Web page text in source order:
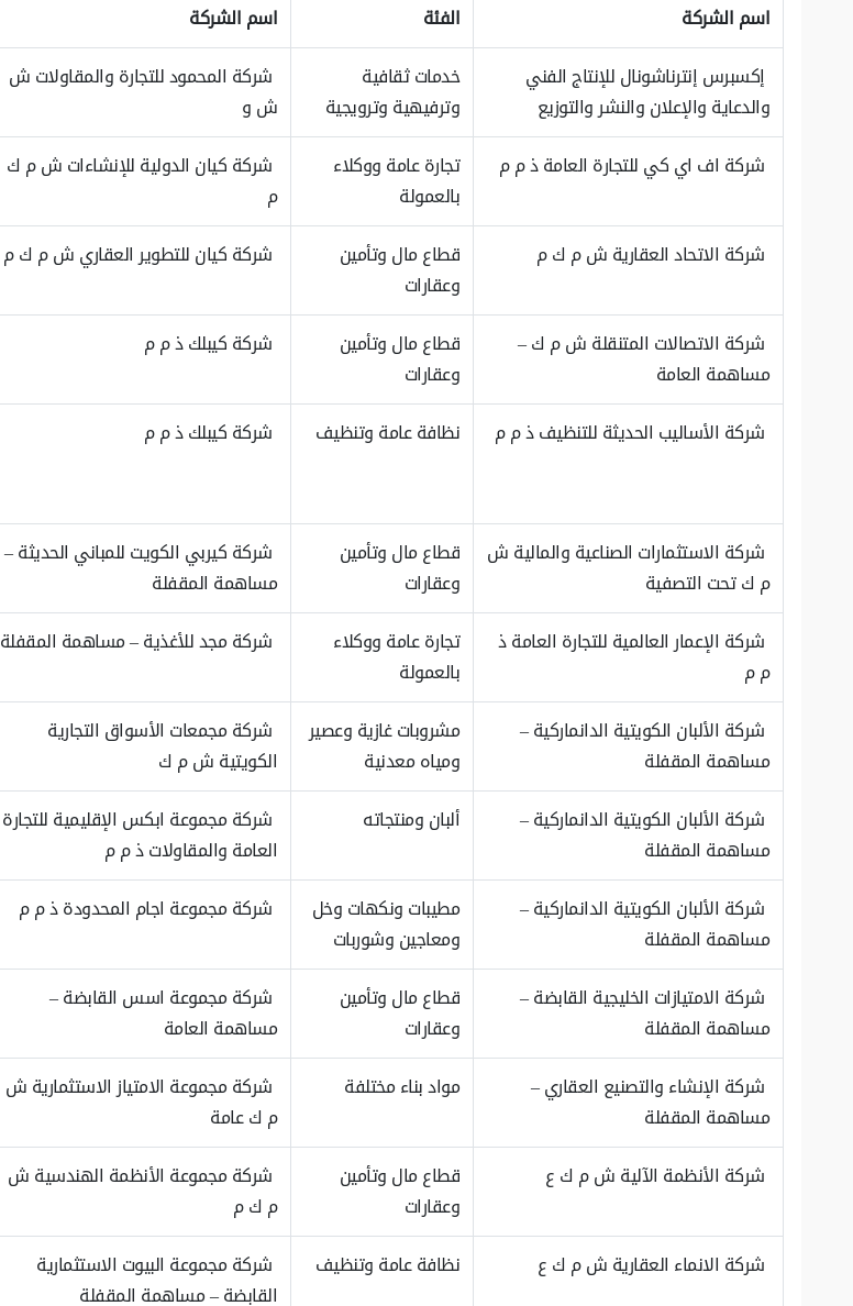
اسم الشركة
الفئة اسم الشركة
إكسبرس إنترناشونال للإنتاج الفني
والدعاية والإعلان والنشر والتوزيع
خدمات ثقافية
وترفيهية وترويجية
شركة المحمود للتجارة والمقاولات ش
ش و
شركة اف اي كي للتجارة العامة ذ م م
تجارة عامة ووكلاء
بالعمولة
شركة كيان الدولية للإنشاءات ش م ك
م
شركة الاتحاد العقارية ش م ك م
قطاع مال وتأمين
وعقارات
شركة كيان للتطوير العقاري ش م ك م
شركة الاتصالات المتنقلة ش م ك –
مساهمة العامة
قطاع مال وتأمين
وعقارات
شركة كيبلك ذ م م
شركة الأساليب الحديثة للتنظيف ذ م م
نظافة عامة وتنظيف شركة كيبلك ذ م م
شركة الاستثمارات الصناعية والمالية ش
م ك تحت التصفية
قطاع مال وتأمين
وعقارات
شركة كيربي الكويت للمباني الحديثة –
مساهمة المقفلة
شركة الإعمار العالمية للتجارة العامة ذ
م م
تجارة عامة ووكلاء
بالعمولة
شركة مجد للأغذية – مساهمة المقفلة
شركة الألبان الكويتية الدانماركية –
مساهمة المقفلة
مشروبات غازية وعصير
ومياه معدنية
شركة مجمعات الأسواق التجارية
الكويتية ش م ك
شركة الألبان الكويتية الدانماركية –
مساهمة المقفلة
ألبان ومنتجاته
شركة مجموعة ابكس الإقليمية للتجارة
العامة والمقاولات ذ م م
شركة الألبان الكويتية الدانماركية –
مساهمة المقفلة
مطيبات ونكهات وخل
ومعاجين وشوربات
شركة مجموعة اجام المحدودة ذ م م
شركة الامتيازات الخليجية القابضة –
مساهمة المقفلة
قطاع مال وتأمين
وعقارات
شركة مجموعة اسس القابضة –
مساهمة العامة
شركة الإنشاء والتصنيع العقاري –
مساهمة المقفلة
مواد بناء مختلفة
شركة مجموعة الامتياز الاستثمارية ش
م ك عامة
شركة الأنظمة الآلية ش م ك ع
قطاع مال وتأمين
وعقارات
شركة مجموعة الأنظمة الهندسية ش
م ك م
شركة الانماء العقارية ش م ك ع نظافة عامة وتنظيف
شركة مجموعة البيوت الاستثمارية
القابضة – مساهمة المقفلة